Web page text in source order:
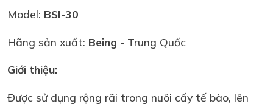
Model: BSI-30
Hãng sản xuất: Being - Trung Quốc
Giới thiệu:
Được sử dụng rộng rãi trong nuôi cấy tế bào, lên